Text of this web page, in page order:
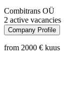
Combitrans OÜ
2 active vacancies
Company Profile
from 2000 € kuus